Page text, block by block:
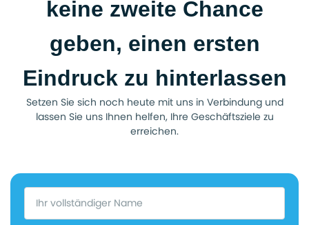
keine zweite Chance
geben, einen ersten
Eindruck zu hinterlassen
Setzen Sie sich noch heute mit uns in Verbindung und
lassen Sie uns Ihnen helfen, Ihre Geschäftsziele zu
erreichen.